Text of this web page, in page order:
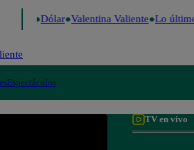
Dólar Valentina Valiente Lo último
Espectáculos
TV en vivo